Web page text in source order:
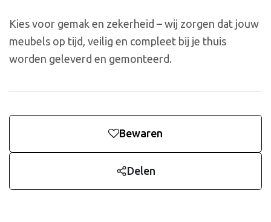
Kies voor gemak en zekerheid – wij zorgen dat jouw
meubels op tijd, veilig en compleet bij je thuis
worden geleverd en gemonteerd.
Bewaren
Delen